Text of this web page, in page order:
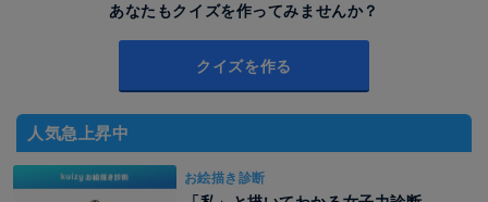
あなたもクイズを作ってみませんか？
クイズを作る
人気急上昇中
お絵描き診断